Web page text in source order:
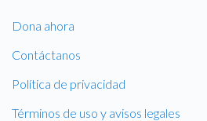
Dona ahora
Contáctanos
Política de privacidad
Términos de uso y avisos legales